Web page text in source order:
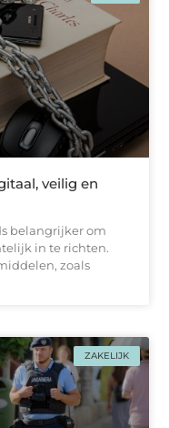
veilig en
belangrijker om
in te richten.
zoals
ZAKELIJK